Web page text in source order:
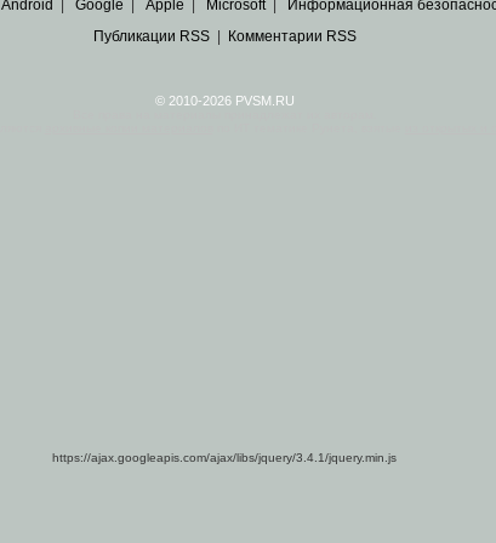
Android Google Apple Microsoft| Информационная
Публикации RSS| Комментарии RSS
© 2010-2026 PVSM.RU
https://ajax.googleapis.com/ajax/libs/jquery/3.4.1/jquery.min.js